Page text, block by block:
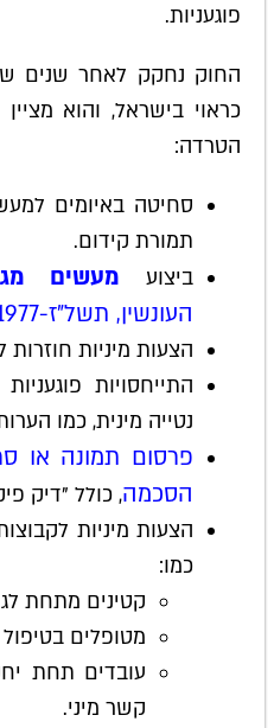
פוגעניות.
החוק נחקק לאחר שנים
כראוי בישראל, והוא
הטרדה:
סחיטה באיומים
תמורת קידום.
ביצוע מעשים
העונשין, תשל"ז-1977
הצעות מיניות
התייחסויות
נטייה מינית, כמו
פרסום תמונה או
הסכמה, כולל "דיק
הצעות מיניות
כמו:
קטינים מתחת לגיל
מטופלים בטיפול
עובדים תחת
קשר מיני.